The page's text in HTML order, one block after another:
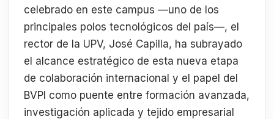
celebrado en este campus —uno de los
principales polos tecnológicos del país—, el
rector de la UPV, José Capilla, ha subrayado
el alcance estratégico de esta nueva etapa
de colaboración internacional y el papel del
BVPI como puente entre formación avanzada,
investigación aplicada y tejido empresarial